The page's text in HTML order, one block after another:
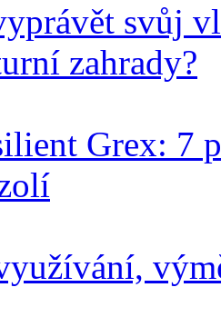
svůj
zahrady?
Grex: 7